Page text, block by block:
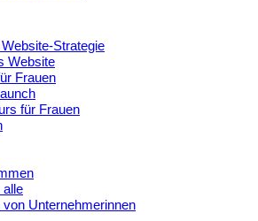
Strategie
Website
Frauen
für Frauen
alle
Unternehmerinnen